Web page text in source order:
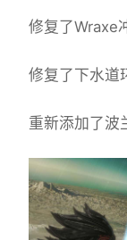
修复了Wraxe
修复了下水道
重新添加了波